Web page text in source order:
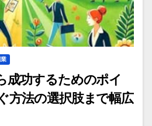
成功するためのポイ
方法の選択肢まで幅広